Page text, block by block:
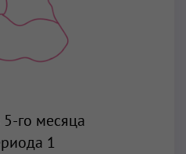
го месяца
1